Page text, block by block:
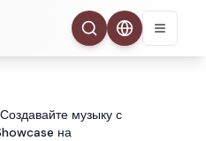
музыку с
на